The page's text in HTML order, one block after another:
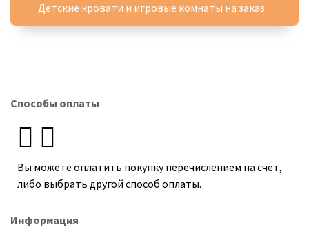
Детские кровати и игровые комнаты на заказ
Способы оплаты
Вы можете оплатить покупку перечислением на счет,
либо выбрать другой способ оплаты.
Информация